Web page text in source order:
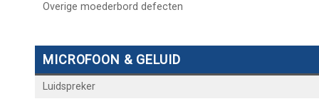
Overige moederbord defecten
MICROFOON & GELUID
Luidspreker